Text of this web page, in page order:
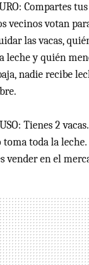
Compartes
vecinos votan
las vacas,
leche y quién
nadie recibe
Tienes 2
toda la leche.
vender en el